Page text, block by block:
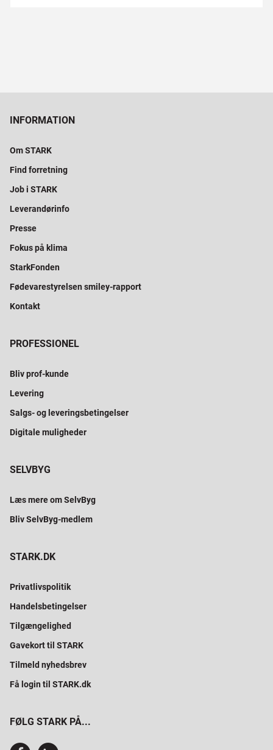
INFORMATION
Om STARK
Find forretning
Job i STARK
Leverandørinfo
Presse
Fokus på klima
StarkFonden
Fødevarestyrelsen smiley-rapport
Kontakt
PROFESSIONEL
Bliv prof-kunde
Levering
Salgs- og leveringsbetingelser
Digitale muligheder
SELVBYG
Læs mere om SelvByg
Bliv SelvByg-medlem
STARK.DK
Privatlivspolitik
Handelsbetingelser
Tilgængelighed
Gavekort til STARK
Tilmeld nyhedsbrev
Få login til STARK.dk
FØLG STARK PÅ...